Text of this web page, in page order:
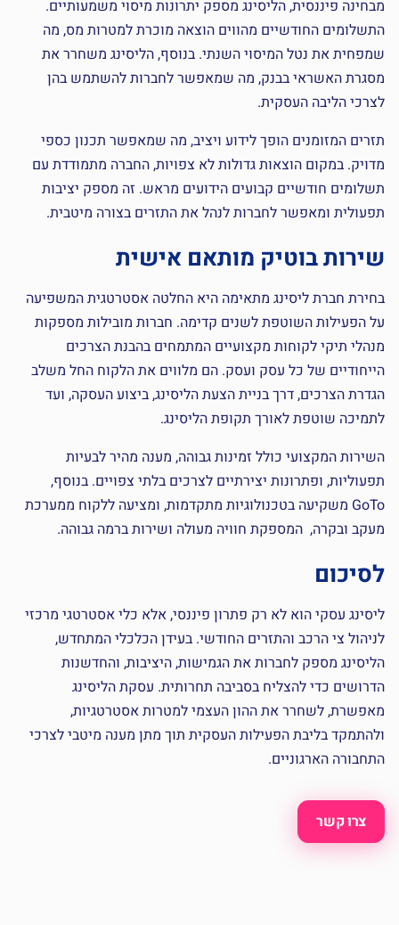
מבחינה פיננסית, הליסינג מספק יתרונות מיסוי משמעותיים.
התשלומים החודשיים מהווים הוצאה מוכרת למטרות מס, מה
שמפחית את נטל המיסוי השנתי. בנוסף, הליסינג משחרר את
מסגרת האשראי בבנק, מה שמאפשר לחברות להשתמש בהן
לצרכי הליבה העסקית.
תזרים המזומנים הופך לידוע ויציב, מה שמאפשר תכנון כספי
מדויק. במקום הוצאות גדולות לא צפויות, החברה מתמודדת עם
תשלומים חודשיים קבועים הידועים מראש. זה מספק יציבות
תפעולית ומאפשר לחברות לנהל את התזרים בצורה מיטבית.
שירות בוטיק מותאם אישית
בחירת חברת ליסינג מתאימה היא החלטה אסטרטגית המשפיעה
על הפעילות השוטפת לשנים קדימה. חברות מובילות מספקות
מנהלי תיקי לקוחות מקצועיים המתמחים בהבנת הצרכים
הייחודיים של כל עסק ועסק. הם מלווים את הלקוח החל משלב
הגדרת הצרכים, דרך בניית הצעת הליסינג, ביצוע העסקה, ועד
לתמיכה שוטפת לאורך תקופת הליסינג.
השירות המקצועי כולל זמינות גבוהה, מענה מהיר לבעיות
תפעוליות, ופתרונות יצירתיים לצרכים בלתי צפויים. בנוסף,
GoTo משקיעה בטכנולוגיות מתקדמות, ומציעה ללקוח ממערכת
מעקב ובקרה, המספקת חוויה מעולה ושירות ברמה גבוהה.
לסיכום
ליסינג עסקי הוא לא רק פתרון פיננסי, אלא כלי אסטרטגי מרכזי
לניהול צי הרכב והתזרים החודשי. בעידן הכלכלי המתחדש,
הליסינג מספק לחברות את הגמישות, היציבות, והחדשנות
הדרושים כדי להצליח בסביבה תחרותית. עסקת הליסינג
מאפשרת, לשחרר את ההון העצמי למטרות אסטרטגיות,
ולהתמקד בליבת הפעילות העסקית תוך מתן מענה מיטבי לצרכי
התחבורה הארגוניים.
צרו קשר